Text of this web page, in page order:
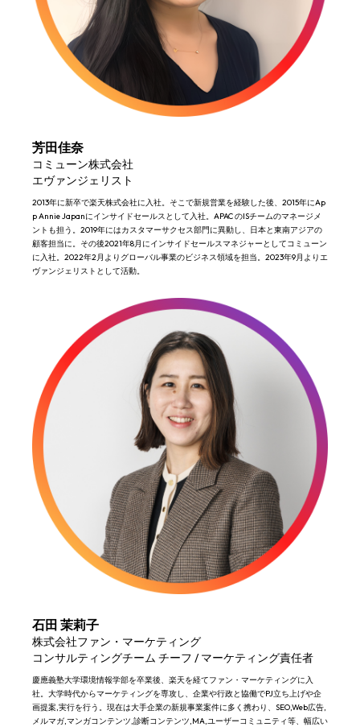
芳田佳奈
コミューン株式会社
エヴァンジェリスト
2013年に新卒で楽天株式会社に入社。そこで新規営業を経験した後、2015年にAp
p Annie Japanにインサイドセールスとして入社。APAC のISチームのマネージメ
ントも担う。2019年にはカスタマーサクセス部門に異動し、日本と東南アジアの
顧客担当に。その後2021年8月にインサイドセールスマネジャーとしてコミューン
に入社。2022年2月よりグローバル事業のビジネス領域を担当。2023年9月よりエ
ヴァンジェリストとして活動。
石田 茉莉子
株式会社ファン・マーケティング
コンサルティングチーム チーフ / マーケティング責任者
慶應義塾大学環境情報学部を卒業後、楽天を経てファン・マーケティングに入
社。大学時代からマーケティングを専攻し、企業や行政と協働でPJ立ち上げや企
画提案,実行を行う。現在は大手企業の新規事業案件に多く携わり、SEO,Web広告,
メルマガ,マンガコンテンツ,診断コンテンツ,MA,ユーザーコミュニティ等、幅広い